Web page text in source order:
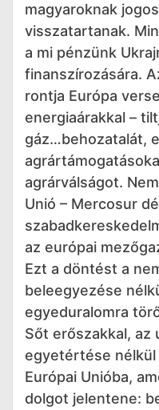
magyaroknak
visszatartanak.
a mi pénzünk
finanszírozására.
rontja Európa
energiaárakkal –
gáz…behozatalát,
agrárválságot.
Unió – Mercosur
az európai
Ezt a döntést a
beleegyezése
egyeduralomra
Sőt erőszakkal, az
egyetértése
Európai Unióba,
dolgot jelentene: